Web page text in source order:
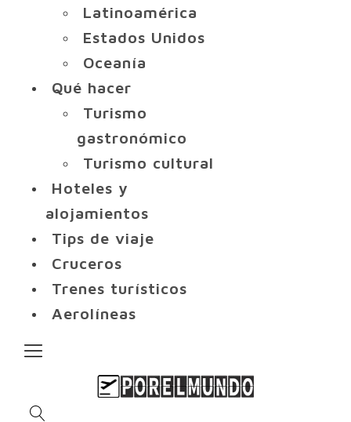
Latinoamérica
Estados Unidos
Oceanía
Qué hacer
Turismo
gastronómico
Turismo cultural
Hoteles y
alojamientos
Tips de viaje
Cruceros
Trenes turísticos
Aerolíneas